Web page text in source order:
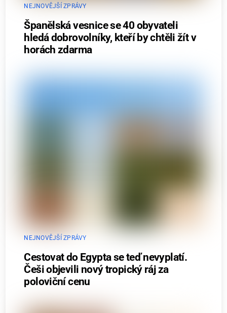
NEJNOVĚJŠÍ ZPRÁVY
Španělská vesnice se 40 obyvateli
hledá dobrovolníky, kteří by chtěli žít v
horách zdarma
NEJNOVĚJŠÍ ZPRÁVY
Cestovat do Egypta se teď nevyplatí.
Češi objevili nový tropický ráj za
poloviční cenu